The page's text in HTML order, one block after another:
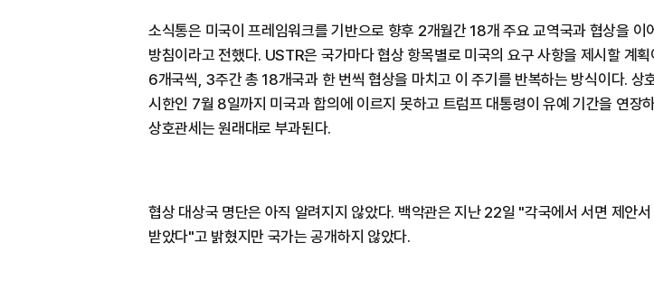
소식통은 미국이 프레임워크를 기반으로 향후 2개월간 18개 주요 교역국과 협상을 이
방침이라고 전했다. USTR은 국가마다 협상 항목별로 미국의 요구 사항을 제시할 계획
6개국씩, 3주간 총 18개국과 한 번씩 협상을 마치고 이 주기를 반복하는 방식이다. 상
시한인 7월 8일까지 미국과 합의에 이르지 못하고 트럼프 대통령이 유예 기간을 연장
상호관세는 원래대로 부과된다.
협상 대상국 명단은 아직 알려지지 않았다. 백악관은 지난 22일 "각국에서 서면 제안
받았다"고 밝혔지만 국가는 공개하지 않았다.